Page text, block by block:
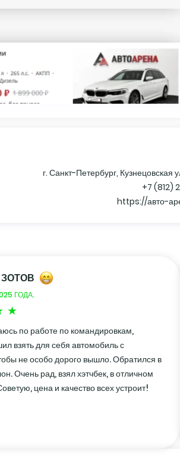
г. Санкт-Петербург, Кузнецовская
+7 (812)
https://авто-
ГОДА.
по работе по командировкам,
взять для себя автомобиль с
не особо дорого вышло. Обратился в
Очень рад, взял хэтчбек, в отличном
цена и качество всех устроит!